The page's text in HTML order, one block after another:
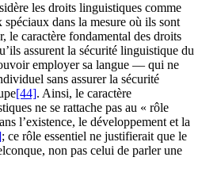
les droits linguistiques comme
dans la mesure où ils sont
le caractère fondamental des droits
assurent la sécurité linguistique du
employer sa langue — qui ne
sans assurer la sécurité
[44]. Ainsi, le caractère
ne se rattache pas au « rôle
l’existence, le développement et la
; ce rôle essentiel ne justifierait que le
non pas celui de parler une